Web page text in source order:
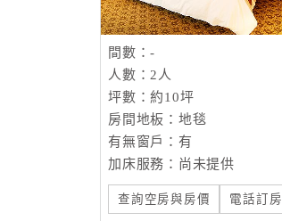
間數：-
人數：2人
坪數：約10坪
房間地板：地毯
有無窗戶：有
加床服務：尚未提供
查詢空房與房價 電話訂房